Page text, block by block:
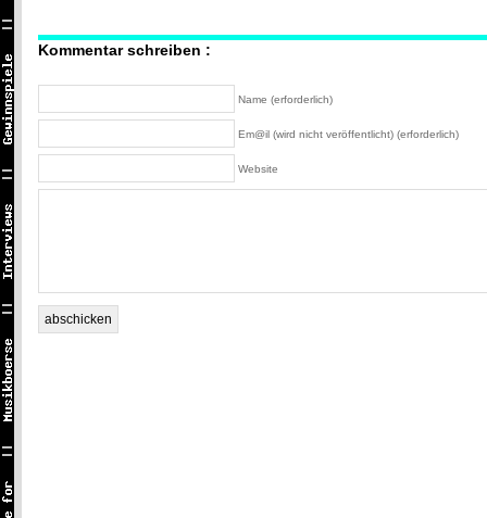
Kommentar schreiben :
Name (erforderlich)
Em@il (wird nicht veröffentlicht) (erforderlich)
Website